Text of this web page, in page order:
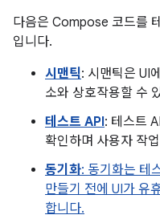
다음은 Compose 코드를
입니다.
시맨틱: 시맨틱은 UI
소와 상호작용할 수
테스트 API: 테스트
확인하며 사용자 작
동기화: 동기화는 테
만들기 전에 UI가 유
합니다.